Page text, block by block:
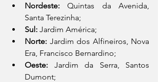
Nordeste: Quintas da Avenida,
Santa Terezinha;
Sul: Jardim América;
Norte: Jardim dos Alfineiros, Nova
Era, Francisco Bernardino;
Oeste: Jardim da Serra, Santos
Dumont;